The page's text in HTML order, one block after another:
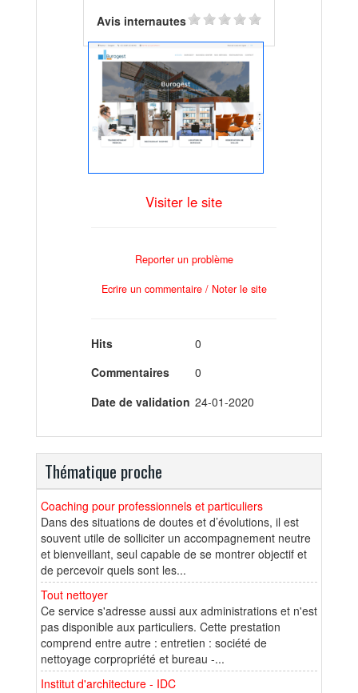
Avis internautes
Visiter le site
Reporter un problème
Ecrire un commentaire / Noter le site
Hits
0
Commentaires
0
Date de validation 24-01-2020
Thématique proche
Coaching pour professionnels et particuliers
Dans des situations de doutes et d’évolutions, il est
souvent utile de solliciter un accompagnement neutre
et bienveillant, seul capable de se montrer objectif et
de percevoir quels sont les...
Tout nettoyer
Ce service s'adresse aussi aux administrations et n'est
pas disponible aux particuliers. Cette prestation
comprend entre autre : entretien : société de
nettoyage corpropriété et bureau -...
Institut d'architecture - IDC